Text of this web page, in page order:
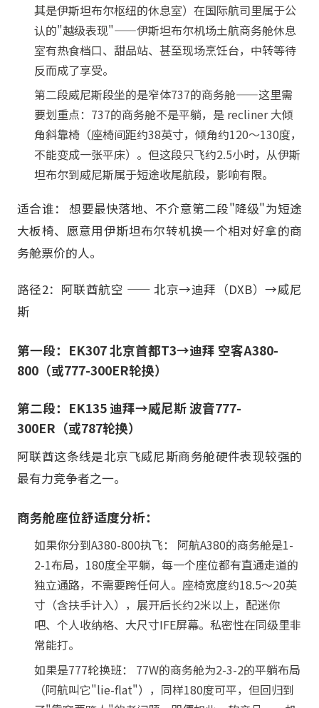
其是伊斯坦布尔枢纽的休息室）在国际航司里属于公
认的"越级表现"——伊斯坦布尔机场土航商务舱休息
室有热食档口、甜品站、甚至现场烹饪台，中转等待
反而成了享受。
第二段威尼斯段坐的是窄体737的商务舱——这里需
要划重点：737的商务舱不是平躺，是 recliner 大倾
角斜靠椅（座椅间距约38英寸，倾角约120～130度，
不能变成一张平床）。但这段只飞约2.5小时，从伊斯
坦布尔到威尼斯属于短途收尾航段，影响有限。
适合谁： 想要最快落地、不介意第二段"降级"为短途
大板椅、愿意用伊斯坦布尔转机换一个相对好拿的商
务舱票价的人。
路径2：阿联酋航空 —— 北京→迪拜（DXB）→威尼
斯
第一段：EK307 北京首都T3→迪拜 空客A380-
800（或777-300ER轮换）
第二段：EK135 迪拜→威尼斯 波音777-
300ER（或787轮换）
阿联酋这条线是北京飞威尼斯商务舱硬件表现较强的
最有力竞争者之一。
商务舱座位舒适度分析：
如果你分到A380-800执飞： 阿航A380的商务舱是1-
2-1布局，180度全平躺，每一个座位都有直通走道的
独立通路，不需要跨任何人。座椅宽度约18.5～20英
寸（含扶手计入），展开后长约2米以上，配迷你
吧、个人收纳格、大尺寸IFE屏幕。私密性在同级里非
常能打。
如果是777轮换班： 77W的商务舱为2-3-2的平躺布局
（阿航叫它"lie-flat"），同样180度可平，但回归到